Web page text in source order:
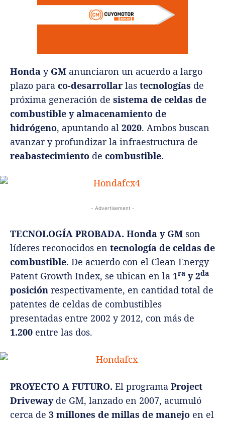
Honda yGM anunciaron un acuerdo a largo
plazo para co-desarrollar las tecnologías de
próxima generación de sistema de celdas de
combustible y almacenamiento de
hidrógeno, apuntando al 2020. Ambos buscan
avanzar y profundizar la infraestructura de
reabastecimiento de combustible.
- Advertisement -
TECNOLOGÍA PROBADA. Honda y GM son
líderes reconocidos en tecnología de celdas de
combustible. De acuerdo con el Clean Energy
Patent Growth Index, se ubican en la 1ra y 2da
posición respectivamente, en cantidad total de
patentes de celdas de combustibles
presentadas entre 2002 y 2012, con más de
1.200 entre las dos.
PROYECTO A FUTURO. El programa Project
Drivewayde GM, lanzado en 2007, acumuló
cerca de 3 millones de millas de manejo en el